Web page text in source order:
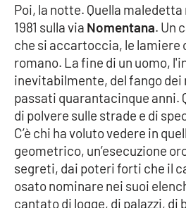
LaC TV
LaC Network
LaC OnAir
EDIZIONI
LOCALI
Catanzaro
Poi, la notte. Quella
1981 sulla via Nomentana. Un
che si accartoccia, le lamiere
romano. La fine di un uomo,
inevitabilmente, del fango dei
passati quarantacinque anni.
di polvere sulle strade e di
C’è chi ha voluto vedere in
geometrico, un’esecuzione
segreti, dai poteri forti che il
osato nominare nei suoi
cantato di logge, di palazzi, di